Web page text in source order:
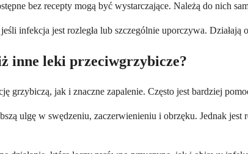
bez recepty mogą być wystarczające. Należą do nich
infekcja jest rozległa lub szczególnie uporczywa.
inne leki przeciwgrzybicze?
grzybiczą, jak i znaczne zapalenie. Często jest bardziej
ulgę w swędzeniu, zaczerwienieniu i obrzęku. Jednak